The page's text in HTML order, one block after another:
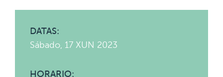
DATAS:
Sábado, 17 XUN 2023
HORARIO: